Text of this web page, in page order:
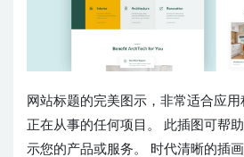
网站标题的完美图示，非常适合应
正在从事的任何项目。 此插图可帮
示您的产品或服务。 时代清晰的插